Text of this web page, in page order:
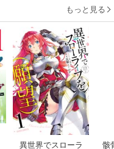
もっと見る
異世界でスローラ
骸